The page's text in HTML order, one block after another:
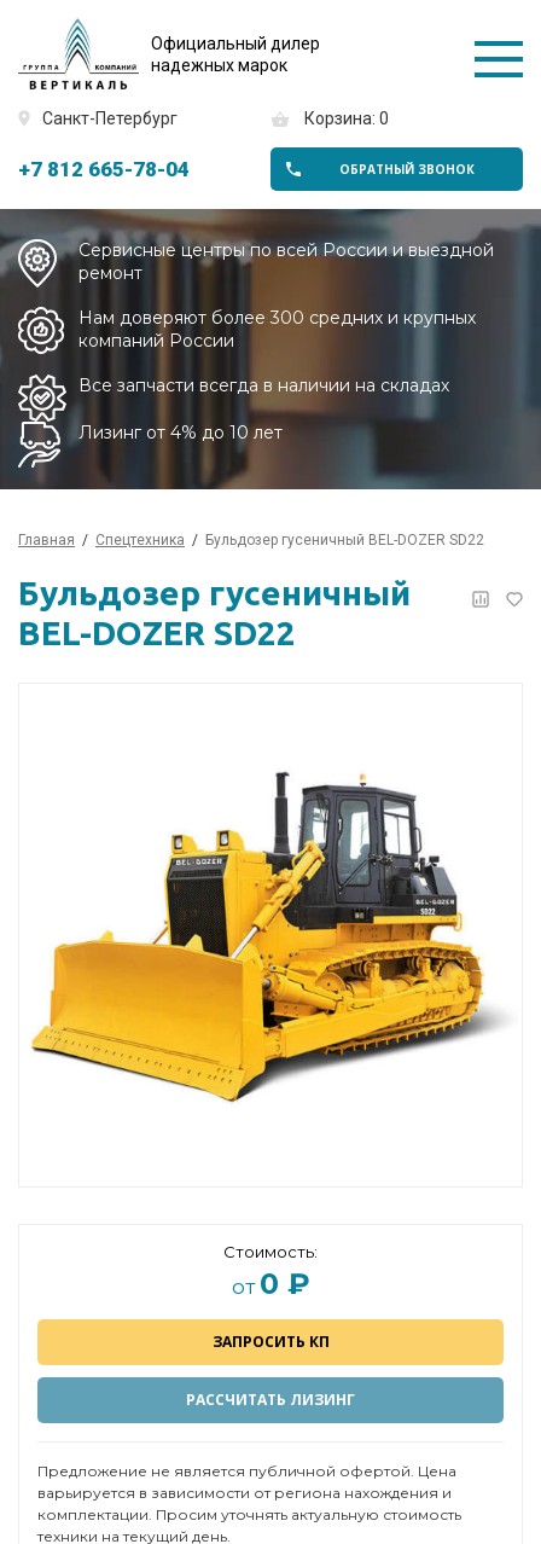
Официальный дилер
надежных марок
Санкт-Петербург Корзина: 0
+7 812 665-78-04 ОБРАТНЫЙ ЗВОНОК
Сервисные центры по всей России и выездной
ремонт
Нам доверяют более 300 средних и крупных
компаний России
Все запчасти всегда в наличии на складах
Лизинг от 4% до 10 лет
Главная Спецтехника Бульдозер гусеничный BEL-DOZER SD22
Бульдозер гусеничный
BEL-DOZER SD22
Стоимость:
от 0 ₽
ЗАПРОСИТЬ КП
РАССЧИТАТЬ ЛИЗИНГ
Предложение не является публичной офертой. Цена
варьируется в зависимости от региона нахождения и
комплектации. Просим уточнять актуальную стоимость
техники на текущий день.